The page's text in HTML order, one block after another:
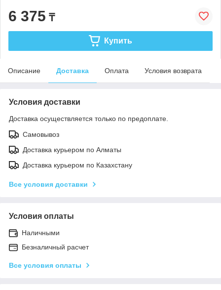
6 375 ₸
Купить
Описание Доставка Оплата Условия возврата
Условия доставки
Доставка осуществляется только по предоплате.
Самовывоз
Доставка курьером по Алматы
Доставка курьером по Казахстану
Все условия доставки
Условия оплаты
Наличными
Безналичный расчет
Все условия оплаты